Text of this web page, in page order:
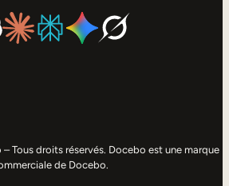
Tous droits réservés. Docebo est une marque
de Docebo.